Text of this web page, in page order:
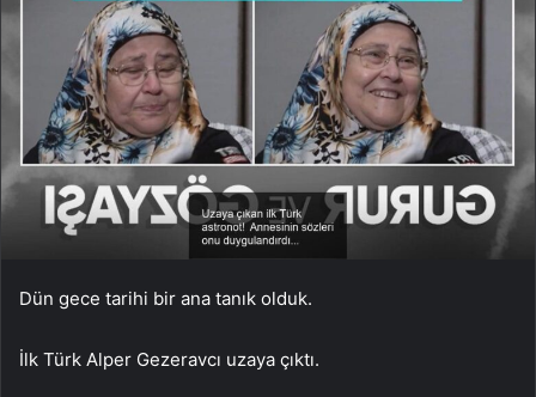
Dün gece tarihi bir ana tanık olduk.
İlk Türk Alper Gezeravcı uzaya çıktı.